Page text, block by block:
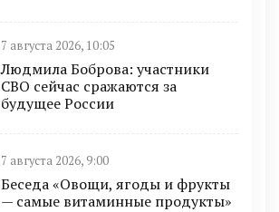
7 августа 2026, 10:05
Людмила Боброва: участники
СВО сейчас сражаются за
будущее России
7 августа 2026, 9:00
Беседа «Овощи, ягоды и фрукты
— самые витаминные продукты»